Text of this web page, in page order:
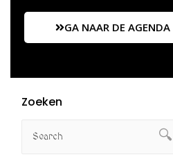
GA NAAR DE AGENDA
Zoeken